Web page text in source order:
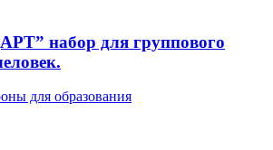
набор для группового
для образования